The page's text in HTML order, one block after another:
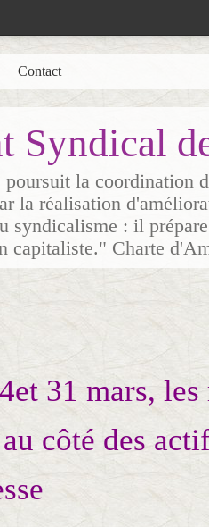
Syndical
la coordination
la réalisation
syndicalisme : il
capitaliste." Charte
Contact
31 mars,
côté des